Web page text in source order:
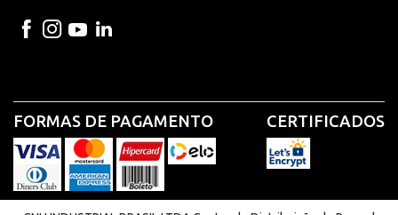
FORMAS DE PAGAMENTO CERTIFICADOS